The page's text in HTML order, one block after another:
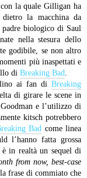
la quale Gilligan ha
la macchina da
padre biologico di Saul
nella stesura dello
godibile, se non altro
più inaspettati e
di Breaking Bad.
ai fan di Breaking
di girare le scene in
e l’utilizzo di
kitsch potrebbero
Bad come linea
l’hanno fatta grossa
è in realtà un sequel di
from now, best-case
frase di commiato che